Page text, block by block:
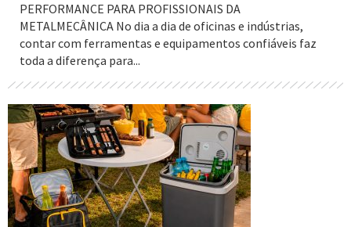
PERFORMANCE PARA PROFISSIONAIS DA
METALMECÂNICA No dia a dia de oficinas e indústrias,
contar com ferramentas e equipamentos confiáveis faz
toda a diferença para...